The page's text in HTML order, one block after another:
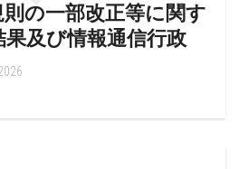
の一部改正等に関す
及び情報通信行政